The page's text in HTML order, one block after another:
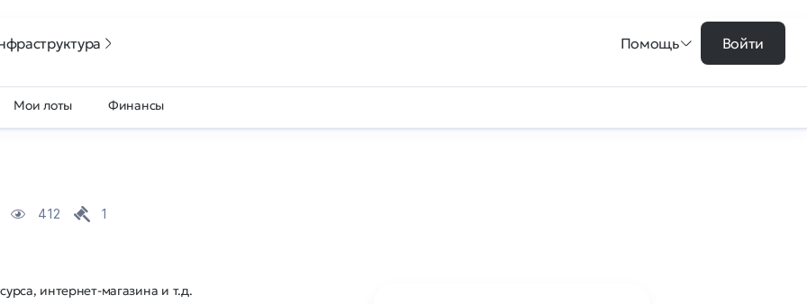
Помощь Войти
Мои лоты Финансы
412 1
интернет-магазина и т.д.